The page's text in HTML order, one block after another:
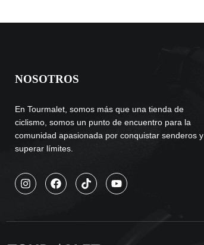
NOSOTROS
En Tourmalet, somos más que una tienda de
ciclismo, somos un punto de encuentro para la
comunidad apasionada por conquistar senderos y
superar límites.